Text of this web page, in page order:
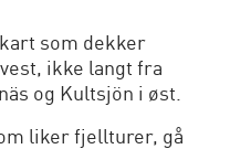
som dekker
ikke langt fra
og Kultsjön i øst.
liker fjellturer, gå